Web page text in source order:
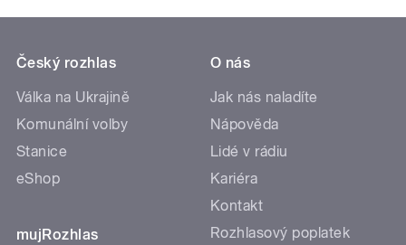
Český rozhlas
Válka na Ukrajině
Komunální volby
Stanice
eShop
mujRozhlas
O nás
Jak nás naladíte
Nápověda
Lidé v rádiu
Kariéra
Kontakt
Rozhlasový poplatek